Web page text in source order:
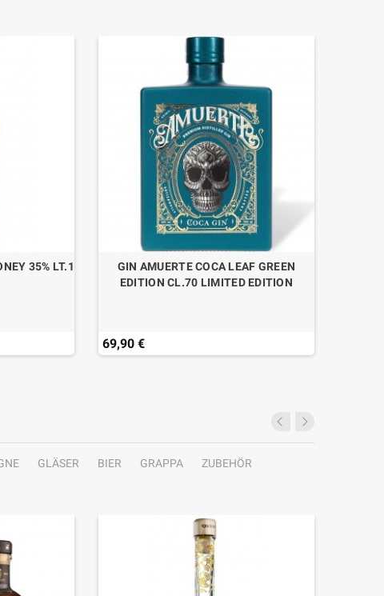
35% LT.1
GIN AMUERTE COCA LEAF GREEN
EDITION CL.70 LIMITED EDITION
69,90 €
GLÄSER BIER GRAPPA
ZUBEHÖR